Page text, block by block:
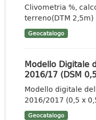
Clivometria %,
terreno(DTM 2,5m)
Geocatalogo
Modello Digitale
2016/17 (DSM
Modello digitale
2016/2017 (0,5 x
Geocatalogo